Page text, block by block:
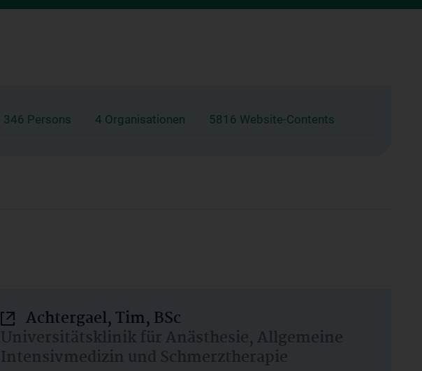
346 Persons 4 Organisationen 5816 Website-Contents
Achtergael, Tim, BSc
Universitätsklinik für Anästhesie, Allgemeine
Intensivmedizin und Schmerztherapie